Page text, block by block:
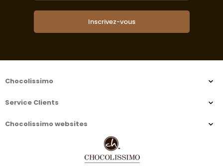
Inscrivez-vous
Chocolissimo
Service Clients
Chocolissimo websites